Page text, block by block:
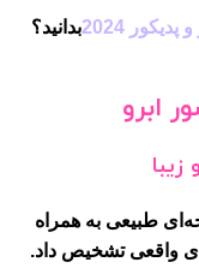
2024 بدانید؟
ابرو
طبیعی به همراه
واقعی تشخیص داد.